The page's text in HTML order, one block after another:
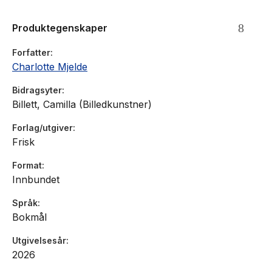
Produktegenskaper
Forfatter
Charlotte Mjelde
Bidragsyter
Billett, Camilla (Billedkunstner)
Forlag/utgiver
Frisk
Format
Innbundet
Språk
Bokmål
Utgivelsesår
2026